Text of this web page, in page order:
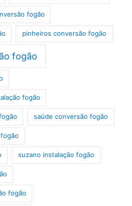
fogão
pinheiros conversão fogão
fogão
fogão
saúde conversão fogão
suzano instalação fogão
fogão